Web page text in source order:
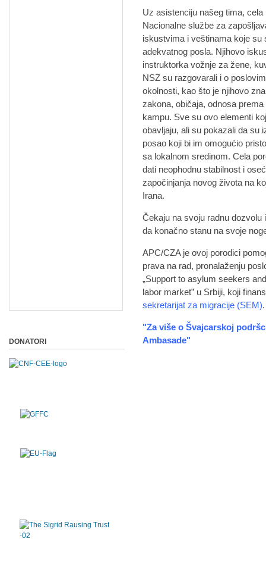
Uz asistenciju našeg tima,
Nacionalne službe za
iskustvima i veštinama koje su
adekvatnog posla. Njihovo
instruktorka vožnje za žene,
NSZ su razgovarali i o
okolnosti, kao što je njihovo
zakona, običaja, odnosa
kampu. Sve su ovo elementi
obavljaju, ali su pokazali da su
posao koji bi im omogućio
sa lokalnom sredinom. Cela
dati neophodnu stabilnost i
započinjanja novog života na
Irana.
Čekaju na svoju radnu
da konačno stanu na svoje
APC/CZA je ovoj porodici
prava na rad, pronalaženju
„Support to asylum seekers
labor market” u Srbiji, koji
sekretarijat za migracije (SEM).
"Za više o Švajcarskoj
Ambasade"
DONATORI